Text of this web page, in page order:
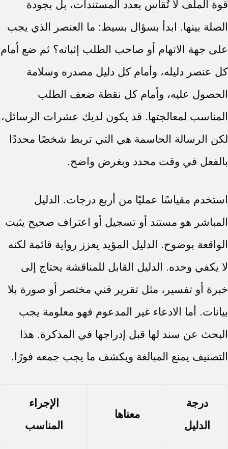
قوة الملف لا تُقاس بعدد المستندات، بل بجودة
الصلة بينها. ابدأ بسؤال بسيط: ما العنصر الذي يجب
على جهة الاتهام أو صاحب الطلب إثباته؟ ثم ضع أمام
كل عنصر دليله، وأمام كل دليل مصدره وسلامة
الحصول عليه، وأمام كل نقطة ضعف الطلب
المناسب لمعالجتها. قد يكون لديك عشرات الرسائل،
لكن الرسالة الحاسمة هي التي تربط شخصًا محددًا
بالفعل في وقت محدد وبغرض واضح.
استخدم مقياسًا عمليًا من أربع درجات. الدليل
المباشر هو مستند أو تسجيل أو اعتراف صحيح يثبت
الواقعة بوضوح. الدليل المؤيد يعزز رواية قائمة لكنه
لا يكفي وحده. الدليل القابل للمناقشة يحتاج إلى
خبرة أو تفسير، مثل تقرير فني مختصر أو صورة بلا
بيانات. أما الادعاء غير المدعوم فهو معلومة يجب
البحث عن سند لها قبل إدراجها في المذكرة. هذا
التصنيف يمنع المبالغة ويكشف ما يجب جمعه فورًا.
درجة
الدليل
معناها
الإجراء
المناسب